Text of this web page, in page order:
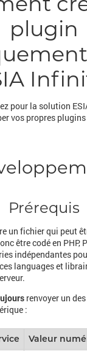
plugin
pour la solution
vos propres
Prérequis
un fichier qui peut
être codé en PHP,
indépendantes
languages et
renvoyer un
:
Valeur